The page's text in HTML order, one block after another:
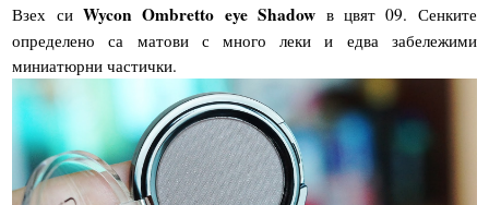
Взех сиWycon Ombretto eye Shadow в цвят 09. Сенките
определено са матови с много леки и едва забележими
миниатюрни частички.